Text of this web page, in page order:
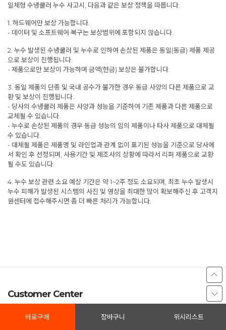
바로구매 장바구니 위시리스트
일체형 수냉쿨러 누수 사고시, 다음과 같은 보상 정책을 따릅니다.
1. 하드웨어만 보상 가능합니다.
- 데이터 및 소프트웨어 복구는 보상범위에 포함되지 않습니다.
2. 누수 발생된 수냉쿨러 및 누수로 인하여 손상된 제품은 동일(동급) 제품 제공
으로 보상이 진행됩니다.
- 제품으로만 보상이 가능하며 금액(현금) 보상은 불가합니다.
3. 동일 제품의 단종 및 국내 공수가 불가한 경우 동급 사양의 다른 제품으로 교
환 및 보상이 진행됩니다.
- 당사의 수냉쿨러 제품은 사양과 성능을 기준하여 기존 제품과 다른 제품으로
교체될 수 있습니다.
- 누수로 손상된 제품의 경우 동급 성능의 임의 제품이나 타사 제품으로 대체될
수 있습니다.
- 대체될 제품은 제품명 및 라인업과 관계 없이 표기된 성능을 기준으로 당사에
서 확인 후 선정되며, 사용기간 및 제조사의 상황에 따라서 리퍼 제품으로 교환
될 수도 있습니다.
4. 누수 보상 관련 소요 예상 기간은 약 1~2주 정도 소요되며, 최초 누수 발생시
누수 피해가 발생된 시스템의 사진 및 영상을 최대한 많이 확보해주신 후 고객지
원센터에 접수해주시면 좀 더 빠른 처리가 가능합니다.
Customer Center
이메일 webmaster@3rsys.com